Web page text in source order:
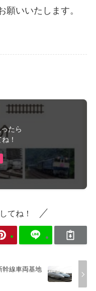
願いいたします。
たら
！
てね！
幹線車両基地